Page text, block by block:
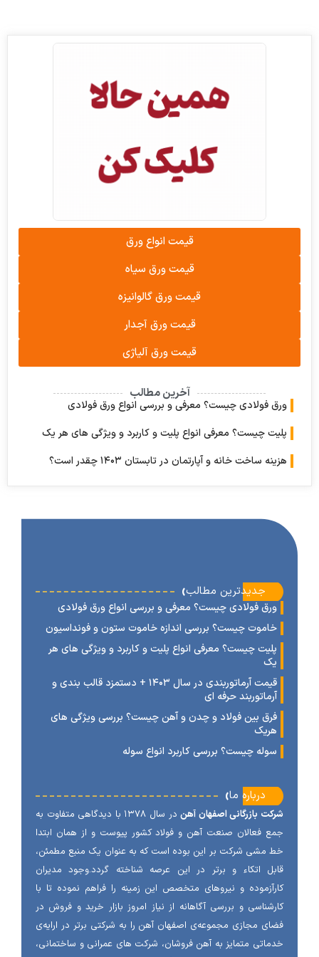
قیمت انواع ورق
قیمت ورق سیاه
قیمت ورق گالوانیزه
قیمت ورق آجدار
قیمت ورق آلیاژی
آخرین مطالب
فولادی چیست؟ معرفی و بررسی انواع ورق فولادی
چیست؟ معرفی انواع پلیت و کاربرد و ویژگی های هر یک
ساخت خانه و آپارتمان در تابستان ۱۴۰۳ چقدر است؟
‹جدیدترین مطالب
فولادی چیست؟ معرفی و بررسی انواع ورق فولادی
چیست؟ بررسی اندازه خاموت ستون و فونداسیون
چیست؟ معرفی انواع پلیت و کاربرد و ویژگی های هر
قیمت آرماتوربندی در سال ۱۴۰۳ + دستمزد قالب بندی و
حرفه ای
بین فولاد و چدن و آهن چیست؟ بررسی ویژگی های
چیست؟ بررسی کاربرد انواع سوله
درباره ما
بازرگانی اصفهان آهن
در سال ۱۳۷۸ با دیدگاهی متفاوت به
فعالان صنعت آهن و فولاد کشور پیوست و از همان ابتدا
مشی شرکت بر این بوده است که به عنوان یک منبع مطمئن،
اتکاء و برتر در این عرصه شناخته گردد.وجود مدیران
و نیروهای متخصص این زمینه را فراهم نموده تا با
و بررسی آگاهانه از نیاز امروز بازار خرید و فروش در
مجازی مجموعه‌ی اصفهان آهن را به شرکتی برتر در ارایه‌ی
متمایز به آهن فروشان، شرکت های عمرانی و ساختمانی،